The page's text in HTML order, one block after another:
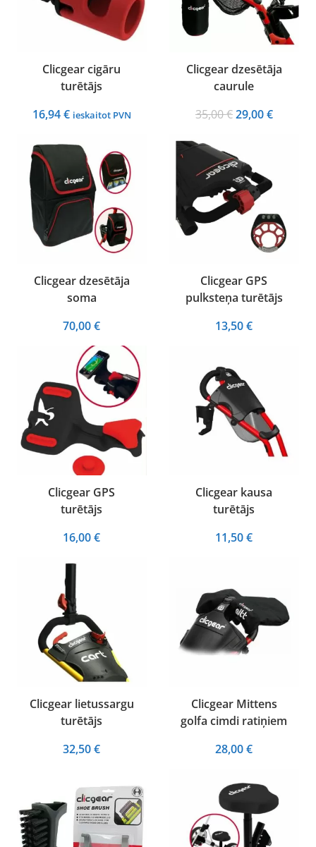
Clicgear cigāru
turētājs
16,94€ ieskaitot PVN
Clicgear dzesētāja
caurule
35,00€Original
35,00 €.
29,00€Current
Clicgear dzesētāja
soma
70,00€
Clicgear GPS
pulksteņa turētājs
13,50€
Clicgear GPS
turētājs
16,00€
Clicgear kausa
turētājs
11,50€
Clicgear lietussargu
turētājs
32,50€
Clicgear Mittens
golfa cimdi ratiņiem
28,00€